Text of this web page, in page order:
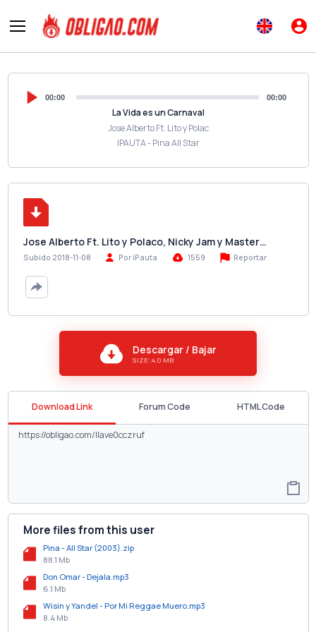
00:00 00:00
La Vida es un Carnaval
Jose Alberto Ft. Lito y Polac
IPAUTA - Pina All Star
Jose Alberto Ft. Lito y Polaco, Nicky Jam y Master…
Subido 2018-11-08 Por iPauta 1559 Reportar
Descargar / Bajar
SIZE: 4.0 MB
Download Link Forum Code HTML Code
More files from this user
Pina - All Star (2003).zip
88.1 Mb
Don Omar - Dejala.mp3
6.1 Mb
Wisin y Yandel - Por Mi Reggae Muero.mp3
8.4 Mb